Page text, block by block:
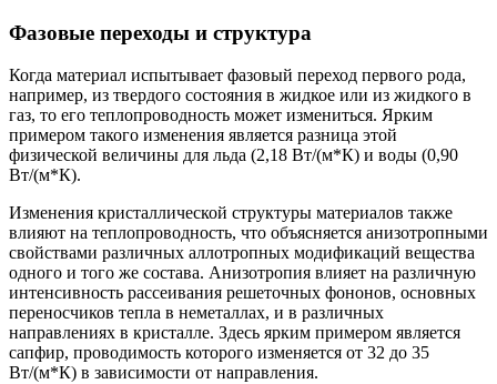
Фазовые переходы и структура
Когда материал испытывает фазовый переход первого рода,
например, из твердого состояния в жидкое или из жидкого в
газ, то его теплопроводность может измениться. Ярким
примером такого изменения является разница этой
физической величины для льда (2,18 Вт/(м*К) и воды (0,90
Вт/(м*К).
Изменения кристаллической структуры материалов также
влияют на теплопроводность, что объясняется анизотропными
свойствами различных аллотропных модификаций вещества
одного и того же состава. Анизотропия влияет на различную
интенсивность рассеивания решеточных фононов, основных
переносчиков тепла в неметаллах, и в различных
направлениях в кристалле. Здесь ярким примером является
сапфир, проводимость которого изменяется от 32 до 35
Вт/(м*К) в зависимости от направления.